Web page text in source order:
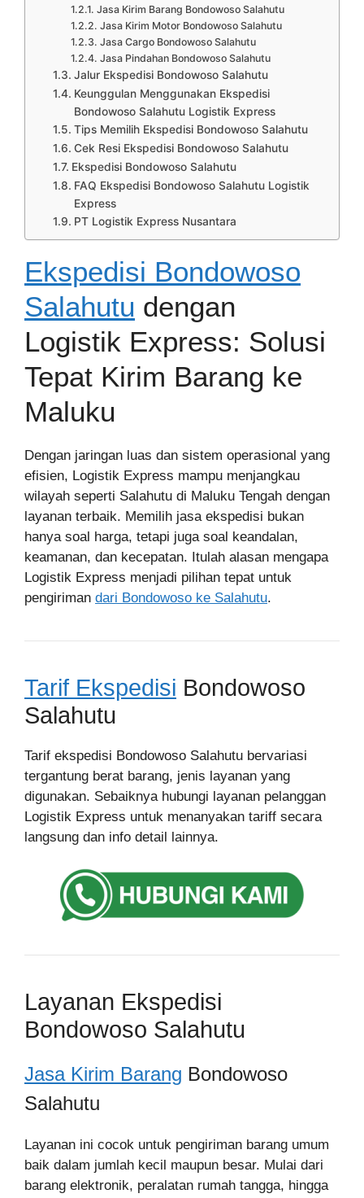
Jasa Kirim Barang Bondowoso Salahutu
Jasa Kirim Motor Bondowoso Salahutu
Jasa Cargo Bondowoso Salahutu
Jasa Pindahan Bondowoso Salahutu
Jalur Ekspedisi Bondowoso Salahutu
Keunggulan Menggunakan Ekspedisi
Bondowoso Salahutu Logistik Express
Tips Memilih Ekspedisi Bondowoso Salahutu
Cek Resi Ekspedisi Bondowoso Salahutu
Ekspedisi Bondowoso Salahutu
FAQ Ekspedisi Bondowoso Salahutu Logistik
Express
PT Logistik Express Nusantara
Ekspedisi Bondowoso
Salahutu dengan
Logistik Express: Solusi
Tepat Kirim Barang ke
Maluku
Dengan jaringan luas dan sistem operasional yang
efisien, Logistik Express mampu menjangkau
wilayah seperti Salahutu di Maluku Tengah dengan
layanan terbaik. Memilih jasa ekspedisi bukan
hanya soal harga, tetapi juga soal keandalan,
keamanan, dan kecepatan. Itulah alasan mengapa
Logistik Express menjadi pilihan tepat untuk
pengiriman dari Bondowoso ke Salahutu.
Tarif Ekspedisi Bondowoso
Salahutu
Tarif ekspedisi Bondowoso Salahutu bervariasi
tergantung berat barang, jenis layanan yang
digunakan. Sebaiknya hubungi layanan pelanggan
Logistik Express untuk menanyakan tariff secara
langsung dan info detail lainnya.
Layanan Ekspedisi
Bondowoso Salahutu
Jasa Kirim Barang Bondowoso
Salahutu
Layanan ini cocok untuk pengiriman barang umum
baik dalam jumlah kecil maupun besar. Mulai dari
barang elektronik, peralatan rumah tangga, hingga